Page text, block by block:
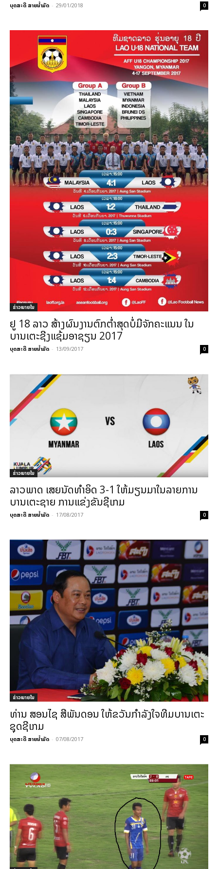
ບຸດສະດີ ສາຍນ້ຳມັດ - 29/01/2018 0
ຂ່າວພາຍ​ໃນ
ຢູ 18 ລາວ ສ້າງຜົນງານຕົກຕໍ່າສຸດບໍ່ມີຈັກຄະແນນ ໃນ
ບານເຕະຊີງແຊ້ມອາຊຽນ 2017
ບຸດສະດີ ສາຍນ້ຳມັດ - 13/09/2017 0
ຂ່າວພາຍ​ໃນ
ລາວພາດ ເສຍນັດທຳອິດ 3-1 ໃຫ້ມຽນມາໃນລາຍການ
ບານເຕະຊາຍ ການແຂ່ງຂັນຊີເກມ
ບຸດສະດີ ສາຍນ້ຳມັດ - 17/08/2017 0
ຂ່າວພາຍ​ໃນ
ທ່ານ ສອນ​ໄຊ ສີ​ພັນ​ດອນ ​ໃຫ້ຂວັນກຳລັງໃຈທີມບານເຕະ
ຊຸດຊີເກມ
ບຸດສະດີ ສາຍນ້ຳມັດ - 07/08/2017 0